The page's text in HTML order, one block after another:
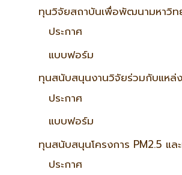
ทุนวิจัยสถาบันเพื่อพัฒนามหาวิท
ประกาศ
แบบฟอร์ม
ทุนสนับสนุนงานวิจัยร่วมกับแหล่
ประกาศ
แบบฟอร์ม
ทุนสนับสนุนโครงการ PM2.5 แ
ประกาศ